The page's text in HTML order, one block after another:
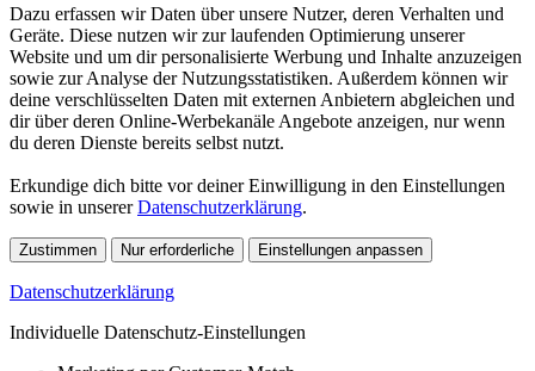
Dazu erfassen wir Daten über unsere Nutzer, deren Verhalten und
Geräte. Diese nutzen wir zur laufenden Optimierung unserer
Website und um dir personalisierte Werbung und Inhalte anzuzeigen
sowie zur Analyse der Nutzungsstatistiken. Außerdem können wir
deine verschlüsselten Daten mit externen Anbietern abgleichen und
dir über deren Online-Werbekanäle Angebote anzeigen, nur wenn
du deren Dienste bereits selbst nutzt.
Erkundige dich bitte vor deiner Einwilligung in den Einstellungen
sowie in unsererDatenschutzerklärung.
Zustimmen Nur erforderliche Einstellungen anpassen
Datenschutzerklärung
Individuelle Datenschutz-Einstellungen